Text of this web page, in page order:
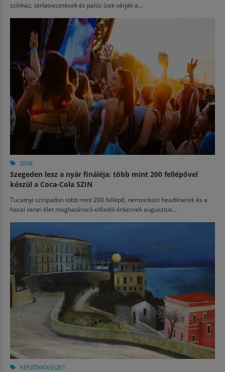
színház, tárlatvezetések és palóc ízek várják a...
ZENE
Szegeden lesz a nyár fináléja: több mint 200 fellépővel
készül a Coca-Cola SZIN
Tucatnyi színpadon több mint 200 fellépő, nemzetközi headlinerek és a
hazai zenei élet meghatározó előadói érkeznek augusztus...
KÉPZŐMŰVÉSZET